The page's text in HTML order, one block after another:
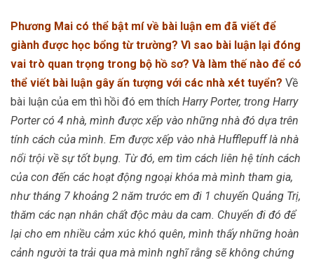
Phương Mai có thể bật mí về bài luận em đã viết để
giành được học bổng từ trường? Vì sao bài luận lại đóng
vai trò quan trọng trong bộ hồ sơ? Và làm thế nào để có
thể viết bài luận gây ấn tượng với các nhà xét tuyển? Về
bài luận của em thì hồi đó em thích Harry Porter, trong Harry
Porter có 4 nhà, mình được xếp vào những nhà đó dựa trên
tính cách của mình. Em được xếp vào nhà Hufflepuff là nhà
nổi trội về sự tốt bụng. Từ đó, em tìm cách liên hệ tính cách
của con đến các hoạt động ngoại khóa mà mình tham gia,
như tháng 7 khoảng 2 năm trước em đi 1 chuyến Quảng Trị,
thăm các nạn nhân chất độc màu da cam. Chuyến đi đó để
lại cho em nhiều cảm xúc khó quên, mình thấy những hoàn
cảnh người ta trải qua mà mình nghĩ rằng sẽ không chứng